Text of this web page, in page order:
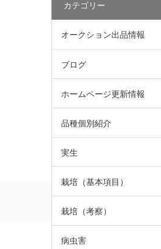
カテゴリー
オークション出品情報
ブログ
ホームページ更新情報
品種個別紹介
実生
栽培（基本項目）
栽培（考察）
病虫害